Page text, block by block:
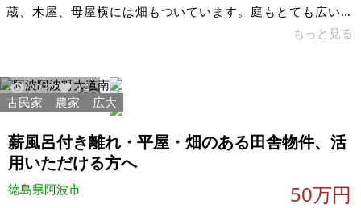
蔵、木屋、母屋横には畑もついています。庭もとても広いで
す。古民家カフェや民宿にも十分な広さです。蜂蜜作りにも最
も綺麗に見えます。佐用町のひまわり祭りも有名所です。避暑
地には最高の所です。 古い物件なので、やはりリフォームや補
修は必要だと思います。蔵に関してはとてもしっかりしていま
す。木屋に関してはだいぶ傷んで
もっと見る
2272
14
古民家
農家 広大
薪風呂付き離れ・平屋・畑のある田舎物件、活
用いただける方へ
徳島県阿波市 50万円